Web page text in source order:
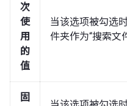
次
使
用
的
值
当该选项被勾选
件夹作为“搜索文
固